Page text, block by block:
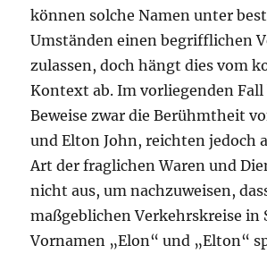
können solche Namen unter
Umständen einen begrifflichen
zulassen, doch hängt dies vom
Kontext ab. Im vorliegenden Fall
Beweise zwar die Berühmtheit
und Elton John, reichten jedoch
Art der fraglichen Waren und
nicht aus, um nachzuweisen,
maßgeblichen Verkehrskreise in
Vornamen „Elon“ und „Elton“